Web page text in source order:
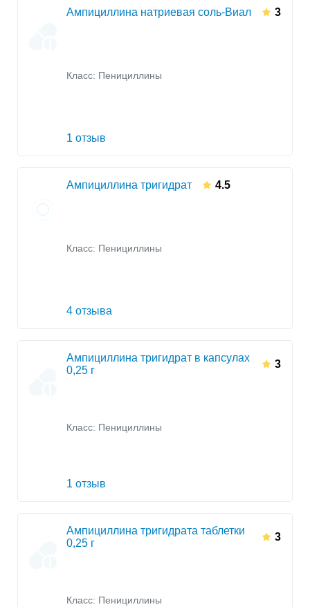
Ампициллина натриевая соль-Виал 3
Класс: Пенициллины
1 отзыв
Ампициллина тригидрат 4.5
Класс: Пенициллины
4 отзыва
Ампициллина тригидрат в капсулах
0,25 г
3
Класс: Пенициллины
1 отзыв
Ампициллина тригидрата таблетки
0,25 г
3
Класс: Пенициллины